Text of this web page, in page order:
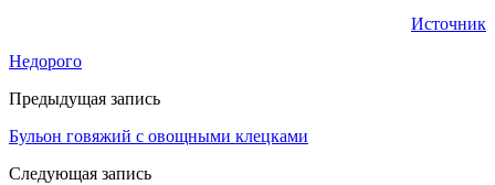
Источник
Недорого
Предыдущая запись
Бульон говяжий с овощными клецками
Следующая запись